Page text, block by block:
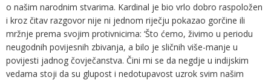
o našim narodnim stvarima. Kardinal je bio vrlo dobro raspoložen
i kroz čitav razgovor nije ni jednom riječju pokazao gorčine ili
mržnje prema svojim protivnicima: ‘Što ćemo, živimo u periodu
neugodnih povijesnih zbivanja, a bilo je sličnih više-manje u
povijesti jadnog čovječanstva. Čini mi se da negdje u indijskim
vedama stoji da su glupost i nedotupavost uzrok svim našim